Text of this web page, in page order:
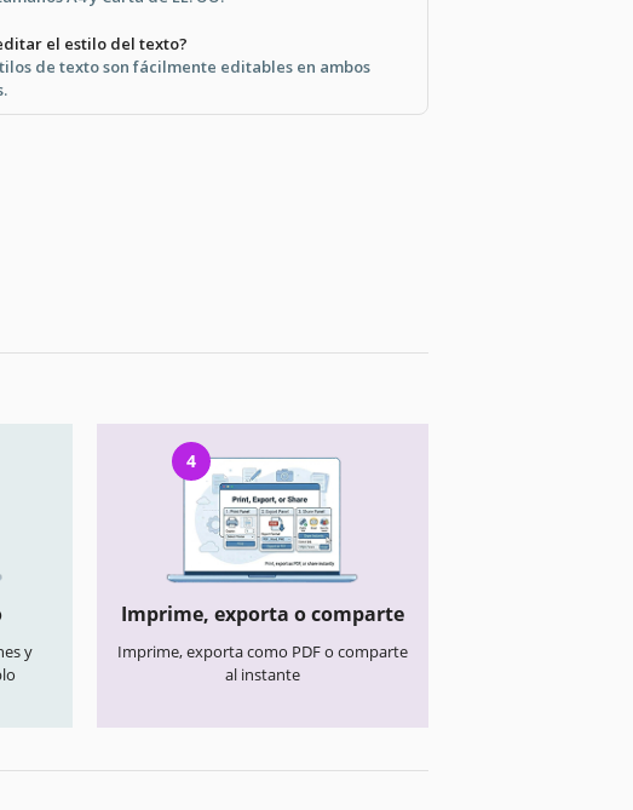
el estilo del texto?
de texto son fácilmente editables en ambos
y
4
Imprime, exporta o comparte
Imprime, exporta como PDF o comparte
al instante